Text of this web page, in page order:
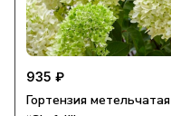
935 ₽
Гортензия метельчатая